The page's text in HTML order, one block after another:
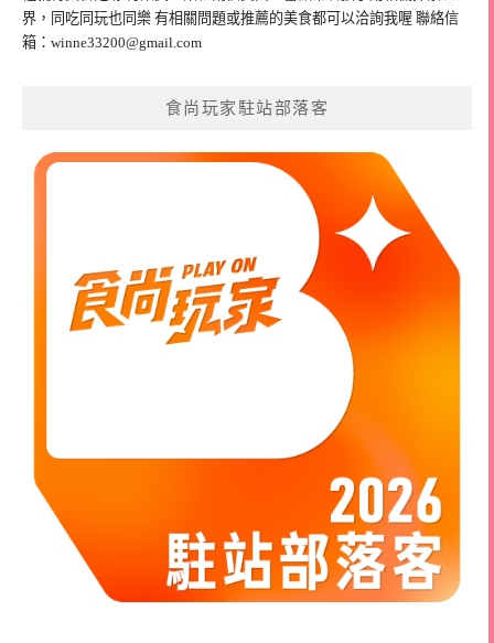
界，同吃同玩也同樂 有相關問題或推薦的美食都可以洽詢我喔 聯絡信
箱： winne33200@gmail.com
食尚玩家駐站部落客